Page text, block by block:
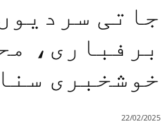
جاتی
برفباری،
خوشخبری
22/02/2025